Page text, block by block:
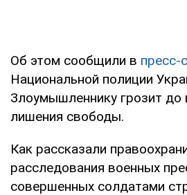
Об этом сообщили в пресс-
Национальной полиции
Злоумышленнику грозит до
лишения свободы.
Как рассказали
расследования военных
совершенных солдатами